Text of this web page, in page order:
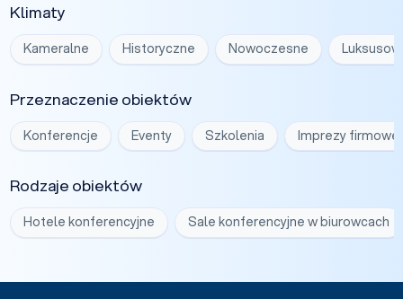
Klimaty
Kameralne Historyczne Nowoczesne
Przeznaczenie obiektów
Konferencje Eventy Szkolenia Imprezy firmowe
Rodzaje obiektów
Hotele konferencyjne Sale konferencyjne w biurowcach